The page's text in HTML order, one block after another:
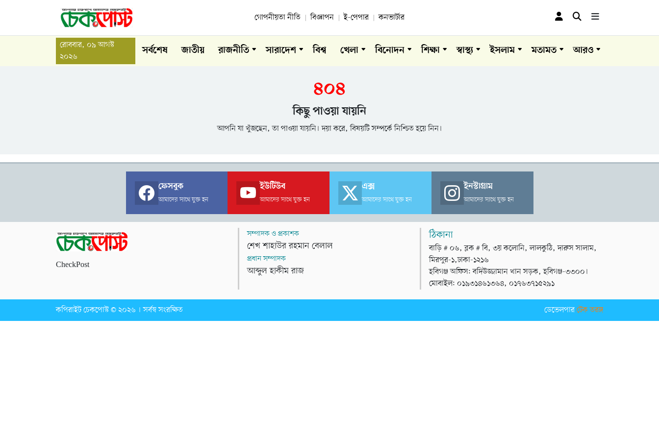
গোপনীয়তা নীতি বিজ্ঞাপন ই-পেপার কনভার্টার
রোববার, ০৯ আগস্ট
২০২৬
সর্বশেষ জাতীয় রাজনীতি সারাদেশ বিশ্ব খেলা বিনোদন শিক্ষা স্বাস্থ্য ইসলাম মতামত আরও
৪০৪
কিছু পাওয়া যায়নি
আপনি যা খুঁজছেন, তা পাওয়া যায়নি। দয়া করে, বিষয়টি সম্পর্কে নিশ্চিত হয়ে নিন।
ফেসবুক
আমাদের সাথে যুক্ত হন
ইউটিউব
আমাদের সাথে যুক্ত হন
এক্স
আমাদের সাথে যুক্ত হন
ইনস্টাগ্রাম
আমাদের সাথে যুক্ত হন
CheckPost
সম্পাদক ও প্রকাশক
শেখ শাহাউর রহমান বেলাল
প্রধান সম্পাদক
আব্দুল হাকীম রাজ
ঠিকানা
বাড়ি # ০৬, ব্লক # বি, ৩য় কলোনি, লালকুঠি, দারুস সালাম,
মিরপুর-১,ঢাকা-১২১৬
হবিগঞ্জ অফিস: বদিউজ্জামান খান সড়ক, হবিগঞ্জ-৩৩০০।
মোবাইল: ০১৯৩১৪৬১৩৬৪, ০১৭৬৩৭১৫২৯১
কপিরাইট চেকপোস্ট © ২০২৬ । সর্বস্ব সংরক্ষিত ডেভেলপারটেক তরঙ্গ